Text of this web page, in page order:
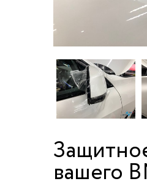
вашего